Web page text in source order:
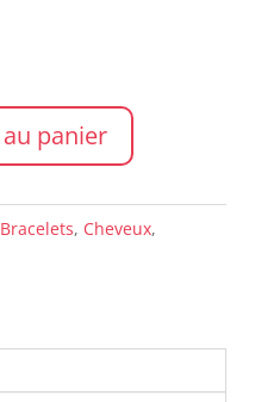
panier
Bracelets, Cheveux,